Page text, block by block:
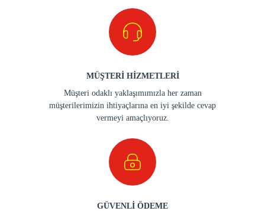
MÜŞTERİ HİZMETLERİ
Müşteri odaklı yaklaşımımızla her zaman
müşterilerimizin ihtiyaçlarına en iyi şekilde cevap
vermeyi amaçlıyoruz.
GÜVENLİ ÖDEME